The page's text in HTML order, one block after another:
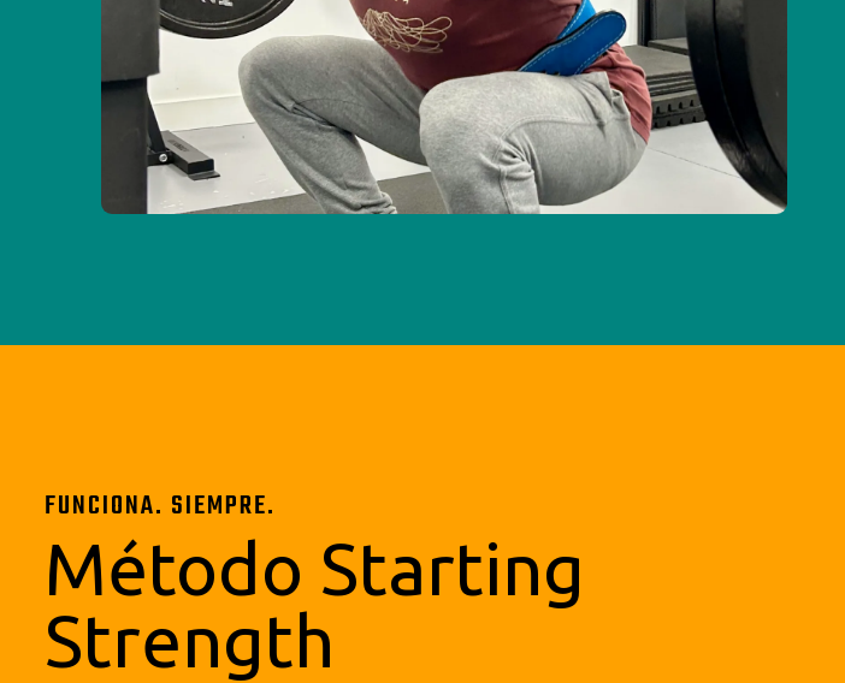
FUNCIONA. SIEMPRE.
Método Starting
Strength